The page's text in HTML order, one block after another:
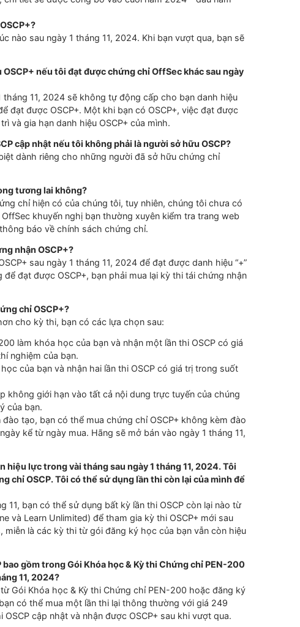
duy trì danh hiệu “+” bằng cách tham gia kỳ thi tái chứng nhận
với chứng chỉ của tôi nếu tôi không tham gia kỳ thi tái chứng
trong ba năm, chứng chỉ của bạn sẽ mất danh hiệu
có cơ hội duy trì danh hiệu “+” bằng cách hoàn thành một trong
trong vòng 6 tháng trước khi hết hạn danh hiệu
OffSec khác đủ điều kiện trước khi danh hiệu“
OSWA, OSED, hoặc OSEE)
được OSCP+?
cứ lúc nào sau ngày 1 tháng 11, 2024. Khi bạn vượt qua, bạn sẽ
hiệu OSCP+ nếu tôi đạt được chứng chỉ OffSec khác sau ngày
1 tháng 11, 2024 sẽ không tự động cấp cho bạn danh hiệu
trì và gia hạn danh hiệu OSCP+ của mình.
đặc biệt dành riêng cho những người đã sở hữu chứng chỉ
+ trong tương lai không?
chứng chỉ hiện có của chúng tôi, tuy nhiên, chúng tôi chưa có
này. OffSec khuyến nghị bạn thường xuyên kiểm tra trang web
và thông báo về chính sách chứng chỉ.
chứng nhận OSCP+?
thi OSCP+ sau ngày 1 tháng 11, 2024 để đạt được danh hiệu
để đạt được OSCP+, bạn phải mua lại kỳ thi tái chứng nhận
chứng chỉ OSCP+?
tốt hơn cho kỳ thi, bạn có các lựa chọn sau:
thí nghiệm của bạn.
khóa học của bạn và nhận hai lần thi OSCP có giá trị trong suốt
cập không giới hạn vào tất cả nội dung trực tuyến của chúng